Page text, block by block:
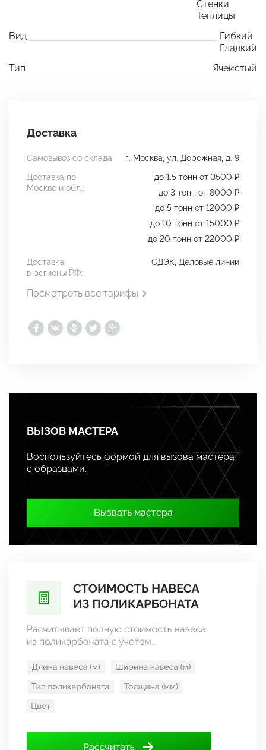
Стенки
Теплицы
Вид
Гибкий
Гладкий
Тип
Ячеистый
Доставка
Самовывоз со склада
г. Москва, ул. Дорожная, д. 9
Доставка по
Москве и обл.:
до 1.5 тонн от 3500 ₽
до 3 тонн от 8000 ₽
до 5 тонн от 12000 ₽
до 10 тонн от 15000 ₽
до 20 тонн от 22000 ₽
Доставка
в регионы РФ:
СДЭК, Деловые линии
Посмотреть все тарифы
ВЫЗОВ МАСТЕРА
Воспользуйтесь формой для вызова мастера
с образцами.
Вызвать мастера